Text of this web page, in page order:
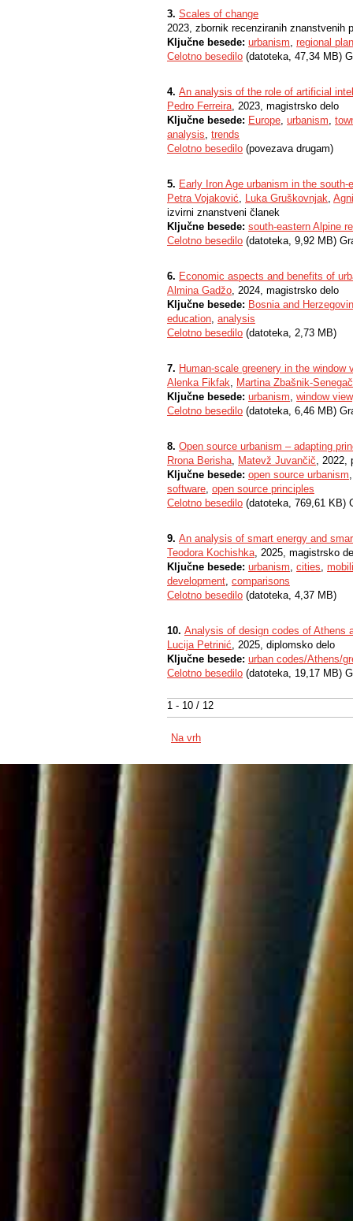
1 - 10 / 12
3. Scales of change
2023, zbornik recenziranih znanstvenih
Ključne besede: urbanism, regional
Celotno besedilo (datoteka, 47,34 MB)
4. An analysis of the role of artificial
Pedro Ferreira, 2023, magistrsko delo
Ključne besede: Europe, urbanism,
analysis, trends
Celotno besedilo (povezava drugam)
5. Early Iron Age urbanism in the south-
Petra Vojaković, Luka Gruškovnjak,
izvirni znanstveni članek
Ključne besede: south-eastern Alpine
Celotno besedilo (datoteka, 9,92 MB)
6. Economic aspects and benefits of
Almina Gadžo, 2024, magistrsko delo
Ključne besede: Bosnia and
education, analysis
Celotno besedilo (datoteka, 2,73 MB)
7. Human-scale greenery in the window
Alenka Fikfak, Martina Zbašnik-
Ključne besede: urbanism, window view
Celotno besedilo (datoteka, 6,46 MB)
8. Open source urbanism – adapting
Rrona Berisha, Matevž Juvančič, 2022,
Ključne besede: open source urbanism
software, open source principles
Celotno besedilo (datoteka, 769,61 KB)
9. An analysis of smart energy and
Teodora Kochishka, 2025, magistrsko
Ključne besede: urbanism, cities,
development, comparisons
Celotno besedilo (datoteka, 4,37 MB)
10. Analysis of design codes of Athens
Lucija Petrinić, 2025, diplomsko delo
Ključne besede: urban codes/Athens/
Celotno besedilo (datoteka, 19,17 MB)
Na vrh